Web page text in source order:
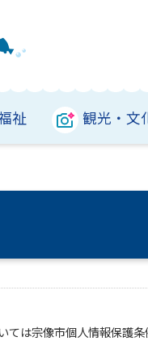
祉 観光・文
は宗像市個人情報保護